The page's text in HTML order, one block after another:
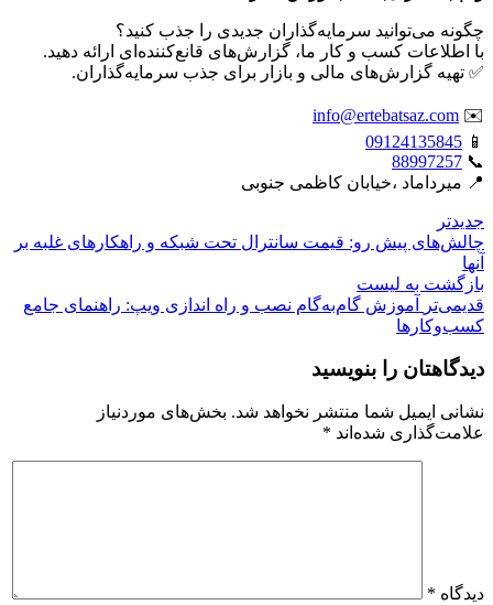
چگونه می‌توانید سرمایه‌گذاران جدیدی را جذب کنید؟
با اطلاعات کسب و کار ما، گزارش‌های قانع‌کننده‌ای ارائه دهید.
✅ تهیه گزارش‌های مالی و بازار برای جذب سرمایه‌گذاران.
✉️
info@ertebatsaz.com
📱
09124135845
📞
88997257
📍 میرداماد ،خیابان کاظمی جنوبی
جدیدتر
چالش‌های پیش رو: قیمت سانترال تحت شبکه و راهکارهای غلبه بر
آنها
بازگشت بە لیست
قدیمی‌تر
آموزش گام‌به‌گام نصب و راه اندازی ویپ: راهنمای جامع
کسب‌وکارها
دیدگاهتان را بنویسید
نشانی ایمیل شما منتشر نخواهد شد. بخش‌های موردنیاز
علامت‌گذاری شده‌اند *
دیدگاه *